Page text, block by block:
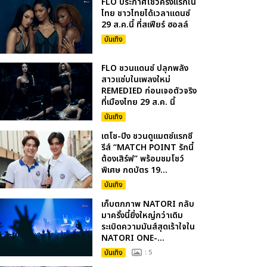
ไทย ชาวไทยได้เวลาแดนซ์
29 ส.ค.นี้ ที่สเฟียร์ ฮอลล์
บันเทิง
FLO ชวนแดนซ์ ปลุกพลัง
สาวแซ่บในเพลงใหม่
REMEDIED ก่อนเจอตัวจริง
ที่เมืองไทย 29 ส.ค. นี้
บันเทิง
เตโช-ปิง ชวนดูแมตซ์แรกซี
รีส์ “MATCH POINT รักนี้
ต้องเสิร์ฟ” พร้อมชมโชว์
พิเศษ กดบัตร 19...
บันเทิง
เก็บตกภาพ NATORI กลับ
มาครั้งนี้ยิ่งใหญ่กว่าเดิม
ระเบิดความมันส์สุดเร้าใจใน
NATORI ONE-...
บันเทิง : 5